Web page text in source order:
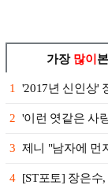
가장 많이
1 '2017년 신인상'
2 '이런 엿같은 사
3 제니 "남자에 먼
4 [ST포토] 장은